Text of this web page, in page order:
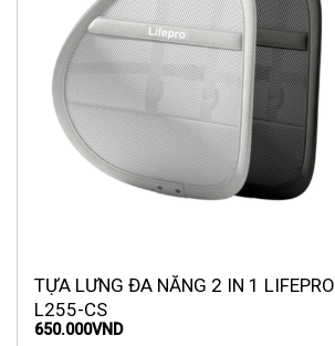
TỰA LƯNG ĐA NĂNG 2 IN 1 LIFEPRO
L255-CS
650.000VND